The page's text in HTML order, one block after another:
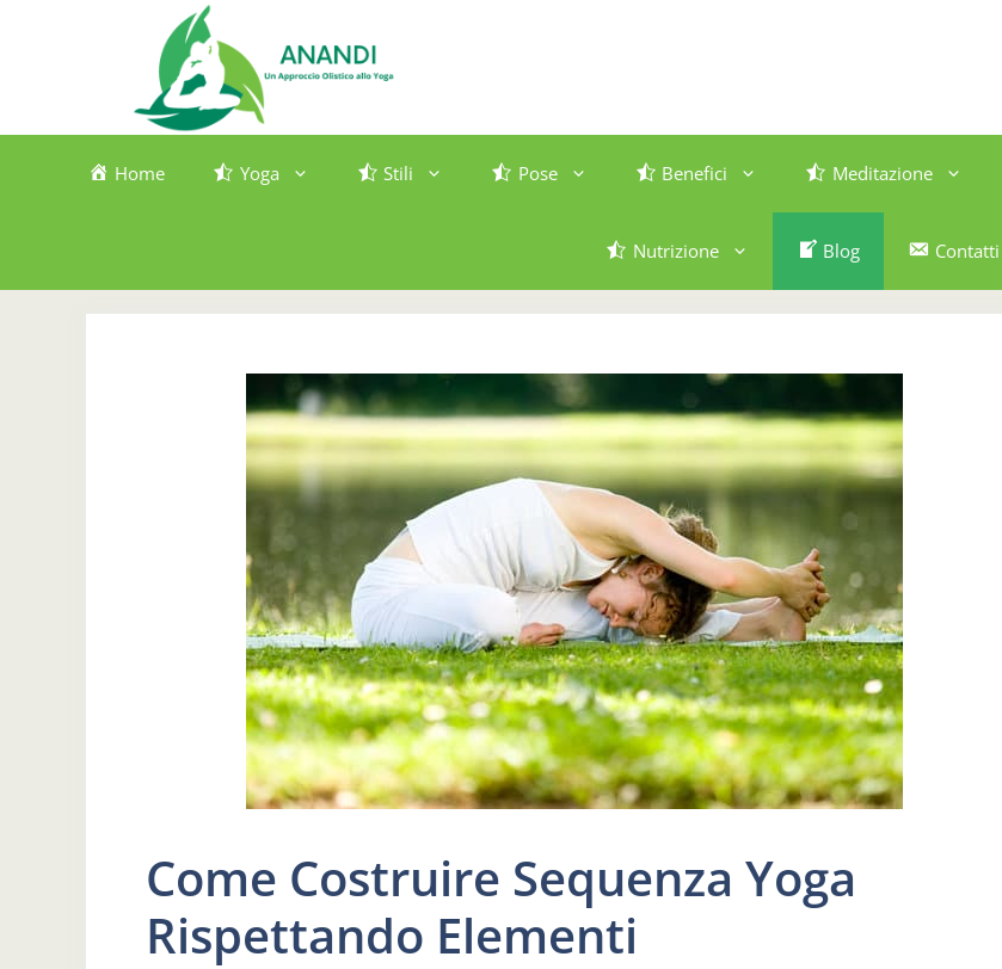
Home Yoga Stili Pose Benefici Meditazione
Nutrizione Blog Contatti
Come Costruire Sequenza Yoga
Rispettando Elementi